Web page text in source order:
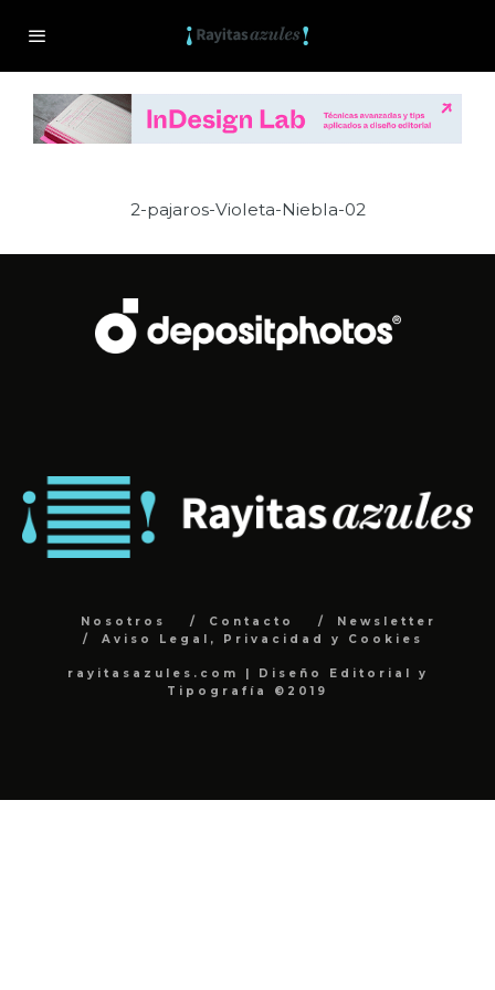
2-pajaros-Violeta-Niebla-02
Nosotros Contacto
Newsletter
Aviso Legal, Privacidad y Cookies
rayitasazules.com | Diseño Editorial y
Tipografía ©2019